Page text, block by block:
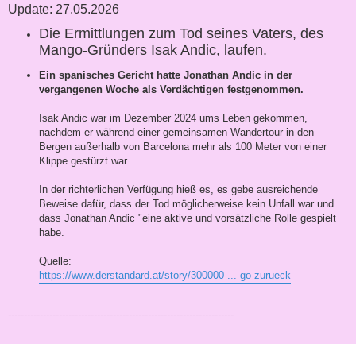
i
t
Update: 27.05.2026
Die Ermittlungen zum Tod seines Vaters, des
Mango-Gründers Isak Andic, laufen.
Ein spanisches Gericht hatte Jonathan Andic in der
vergangenen Woche als Verdächtigen festgenommen.
Isak Andic war im Dezember 2024 ums Leben gekommen,
nachdem er während einer gemeinsamen Wandertour in den
Bergen außerhalb von Barcelona mehr als 100 Meter von einer
Klippe gestürzt war.
In der richterlichen Verfügung hieß es, es gebe ausreichende
Beweise dafür, dass der Tod möglicherweise kein Unfall war und
dass Jonathan Andic "eine aktive und vorsätzliche Rolle gespielt
habe.
Quelle:
https://www.derstandard.at/story/300000 ... go-zurueck
-----------------------------------------------------------------------